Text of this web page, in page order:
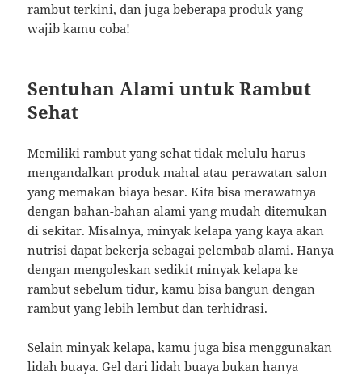
rambut terkini, dan juga beberapa produk yang
wajib kamu coba!
Sentuhan Alami untuk Rambut
Sehat
Memiliki rambut yang sehat tidak melulu harus
mengandalkan produk mahal atau perawatan salon
yang memakan biaya besar. Kita bisa merawatnya
dengan bahan-bahan alami yang mudah ditemukan
di sekitar. Misalnya, minyak kelapa yang kaya akan
nutrisi dapat bekerja sebagai pelembab alami. Hanya
dengan mengoleskan sedikit minyak kelapa ke
rambut sebelum tidur, kamu bisa bangun dengan
rambut yang lebih lembut dan terhidrasi.
Selain minyak kelapa, kamu juga bisa menggunakan
lidah buaya. Gel dari lidah buaya bukan hanya